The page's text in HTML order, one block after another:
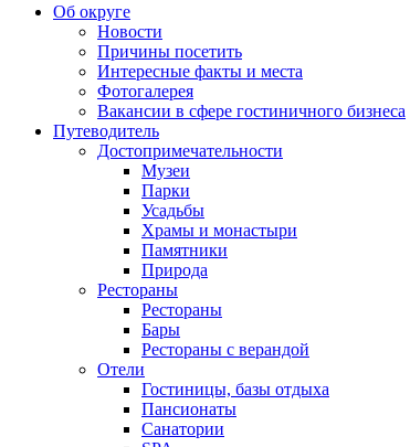
Об округе
Новости
Причины посетить
Интересные факты и места
Фотогалерея
Вакансии в сфере гостиничного бизнеса
Путеводитель
Достопримечательности
Музеи
Парки
Усадьбы
Храмы и монастыри
Памятники
Природа
Рестораны
Рестораны
Бары
Рестораны с верандой
Отели
Гостиницы, базы отдыха
Пансионаты
Санатории